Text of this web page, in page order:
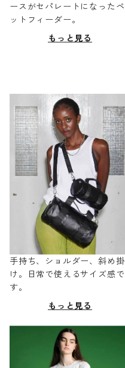
ースがセパレートになったペ
ットフィーダー。
もっと見る
手持ち、ショルダー、斜め掛
け。日常で使えるサイズ感で
す。
もっと見る